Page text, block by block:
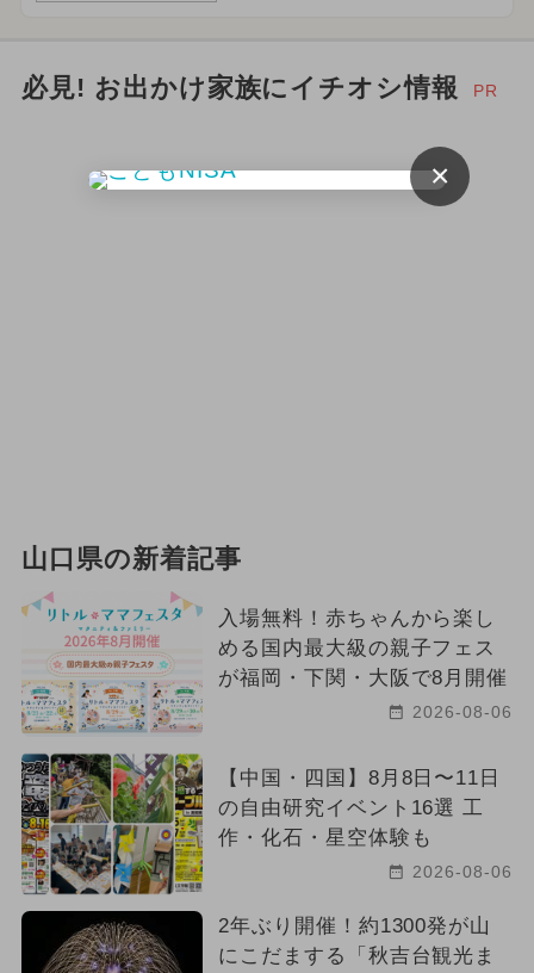
必見! お出かけ家族にイチオシ情報 PR
山口県の新着記事
入場無料！赤ちゃんから楽し
める国内最大級の親子フェス
が福岡・下関・大阪で8月開催
2026-08-06
【中国・四国】8月8日〜11日
の自由研究イベント16選 工
作・化石・星空体験も
2026-08-06
2年ぶり開催！約1300発が山
にこだまする「秋吉台観光ま
×